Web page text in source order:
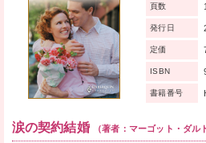
涙の契約結婚 （著者：マーゴット・ダル
頁数
発行日
定価
ISBN
書籍番号